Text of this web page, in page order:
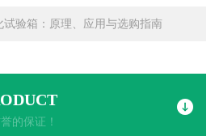
试验箱：原理、应用与选购指南
的保证！